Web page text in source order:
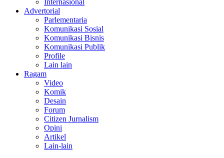
Internasional
Advertorial
Parlementaria
Komunikasi Sosial
Komunikasi Bisnis
Komunikasi Publik
Profile
Lain lain
Ragam
Video
Komik
Desain
Forum
Citizen Jurnalism
Opini
Artikel
Lain-lain